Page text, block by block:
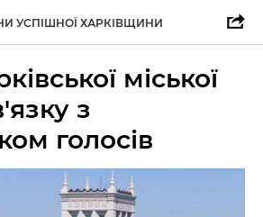
УСПІШНОЇ ХАРКІВЩИНИ
міської
з
голосів